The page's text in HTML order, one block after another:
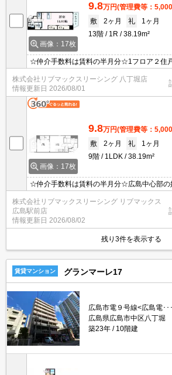
画像：17枚
9.8万円(管理費等：
敷
2ヶ月 礼
1ヶ月
13階
1R 38.19m²
☆仲介手数料は賃料の半月分☆1フロア２住
好立地☆都市ガスで光熱費を抑えられます☆
追い焚き機能など人気の室内設備充実☆近隣
があり住環境良好です☆便利な宅配ボック
株式会社リブマックスリーシング 八丁堀店
情報更新日 2026/08/01
画像：17枚
9.8万円(管理費等：
敷
2ヶ月 礼
1ヶ月
9階
1LDK 38.19m²
☆仲介手数料は賃料の半月分☆広島中心部の
☆モニター付きオートロックで防犯面も安心
えられます☆近隣にスーパー・コンビニがあ
配ボックスあり☆彡
株式会社リブマックスリーシング リブマックス
広島駅前店
情報更新日 2026/08/02
残り3件を表示する
賃貸マンション グランマーレ17
広島市電９号線<広島電･
広島県広島市中区八丁堀
築23年
10階建